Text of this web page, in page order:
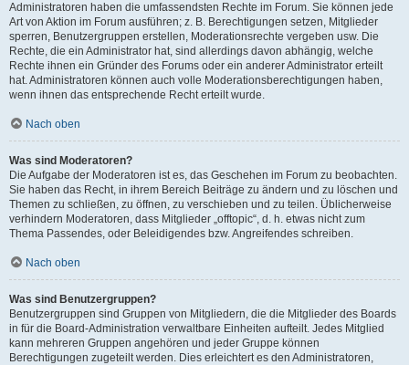
Administratoren haben die umfassendsten Rechte im Forum. Sie können jede
Art von Aktion im Forum ausführen; z. B. Berechtigungen setzen, Mitglieder
sperren, Benutzergruppen erstellen, Moderationsrechte vergeben usw. Die
Rechte, die ein Administrator hat, sind allerdings davon abhängig, welche
Rechte ihnen ein Gründer des Forums oder ein anderer Administrator erteilt
hat. Administratoren können auch volle Moderationsberechtigungen haben,
wenn ihnen das entsprechende Recht erteilt wurde.
Nach oben
Was sind Moderatoren?
Die Aufgabe der Moderatoren ist es, das Geschehen im Forum zu beobachten.
Sie haben das Recht, in ihrem Bereich Beiträge zu ändern und zu löschen und
Themen zu schließen, zu öffnen, zu verschieben und zu teilen. Üblicherweise
verhindern Moderatoren, dass Mitglieder „offtopic“, d. h. etwas nicht zum
Thema Passendes, oder Beleidigendes bzw. Angreifendes schreiben.
Nach oben
Was sind Benutzergruppen?
Benutzergruppen sind Gruppen von Mitgliedern, die die Mitglieder des Boards
in für die Board-Administration verwaltbare Einheiten aufteilt. Jedes Mitglied
kann mehreren Gruppen angehören und jeder Gruppe können
Berechtigungen zugeteilt werden. Dies erleichtert es den Administratoren,